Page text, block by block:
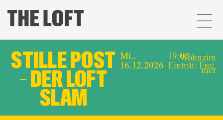
STILLE POST
– DER LOFT
SLAM
Mi..
16.12.2026
19:00,
Eintritt: Frei
Wohnzim
mer